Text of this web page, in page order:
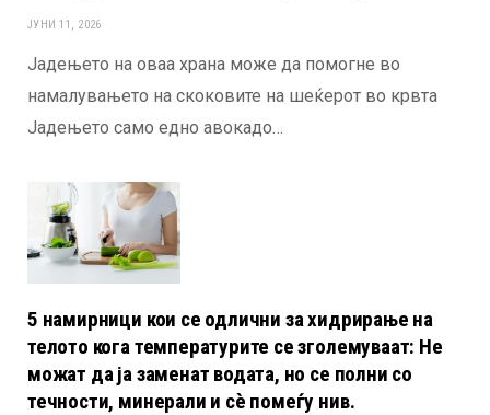
ЈУНИ 11, 2026
Јадењето на оваа храна може да помогне во
намалувањето на скоковите на шеќерот во крвта
Јадењето само едно авокадо…
5 намирници кои се одлични за хидрирање на
телото кога температурите се зголемуваат: Не
можат да ја заменат водата, но се полни со
течности, минерали и сè помеѓу нив.